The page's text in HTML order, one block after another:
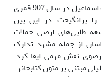
پایه­گذاری حکومت صفوی توسط شاه اسماعیل در سال 907 قمری
برانگیخت. در این‌ بین
طلبی‌های ارضی حملات
از جمله مشهد تدارک
رضوی نقش مهمی ایفا کرد.
پژوهش پیش­رو به روش توصیفی تحلیلی مبتنی بر متون کتابخانه­